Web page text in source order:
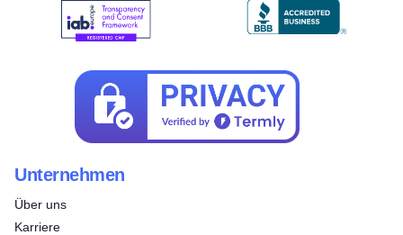
Unternehmen
Über uns
Karriere